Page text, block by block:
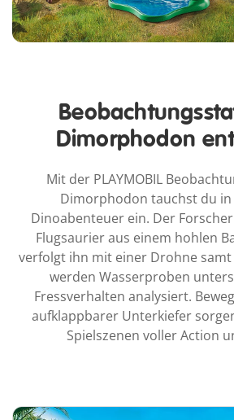
Dimorphodon
Mit der PLAYMOBIL
Dimorphodon tauchst du
Dinoabenteuer ein. Der
Flugsaurier aus einem hohlen
verfolgt ihn mit einer Drohne samt
werden Wasserproben
Fressverhalten analysiert.
aufklappbarer Unterkiefer
Spielszenen voller Action